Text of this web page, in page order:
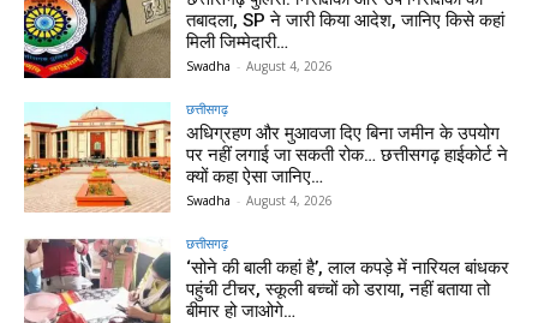
तबादला, SP ने जारी किया आदेश, जानिए किसे कहां
मिली जिम्मेदारी…
Swadha - August 4, 2026
छत्तीसगढ़
अधिग्रहण और मुआवजा दिए बिना जमीन के उपयोग
पर नहीं लगाई जा सकती रोक… छत्तीसगढ़ हाईकोर्ट ने
क्यों कहा ऐसा जानिए…
Swadha - August 4, 2026
छत्तीसगढ़
‘सोने की बाली कहां है’, लाल कपड़े में नारियल बांधकर
पहुंची टीचर, स्कूली बच्चों को डराया, नहीं बताया तो
बीमार हो जाओगे…